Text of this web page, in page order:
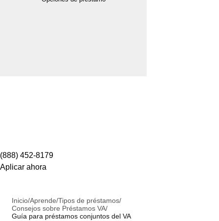
(888) 452-8179
Aplicar ahora
Inicio/Aprende/Tipos de préstamos/
Consejos sobre Préstamos VA/
Guía para préstamos conjuntos del VA